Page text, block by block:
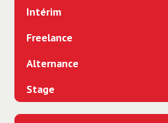
Intérim
Freelance
Alternance
Stage